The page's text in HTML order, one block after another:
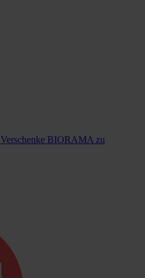
Verschenke BIORAMA zu